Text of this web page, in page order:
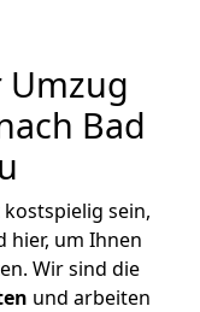
Bad
sein,
hier, um Ihnen
Wir sind die
und arbeiten